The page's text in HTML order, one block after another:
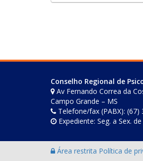
Conselho Regional de
Av Fernando Correa da
Campo Grande – MS
Telefone/fax (PABX): (67)
Expediente: Seg. a Sex.
Área restrita Política de